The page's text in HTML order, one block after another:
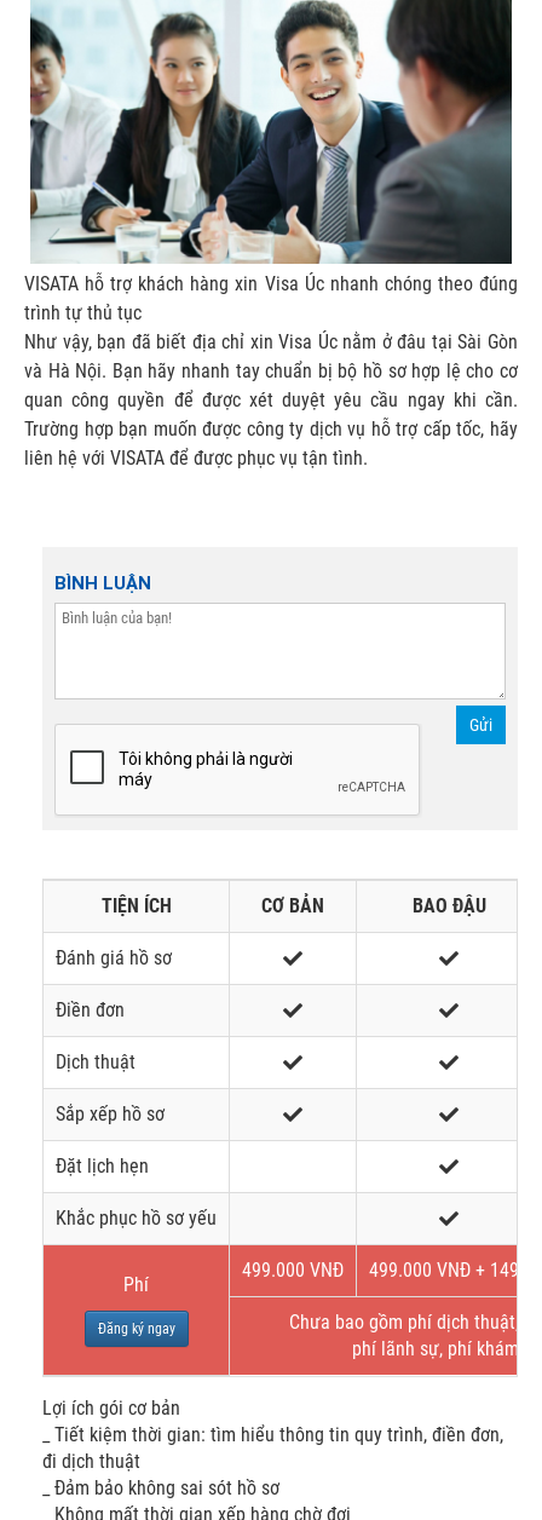
VISATA hỗ trợ khách hàng xin Visa Úc nhanh chóng theo đúng
trình tự thủ tục
Như vậy, bạn đã biết địa chỉ xin Visa Úc nằm ở đâu tại Sài Gòn
và Hà Nội. Bạn hãy nhanh tay chuẩn bị bộ hồ sơ hợp lệ cho cơ
quan công quyền để được xét duyệt yêu cầu ngay khi cần.
Trường hợp bạn muốn được công ty dịch vụ hỗ trợ cấp tốc, hãy
liên hệ với VISATA để được phục vụ tận tình.
BÌNH LUẬN
Gửi
TIỆN ÍCH CƠ BẢN BAO ĐẬU
Đánh giá hồ sơ
Điền đơn
Dịch thuật
Sắp xếp hồ sơ
Đặt lịch hẹn
Khắc phục hồ sơ yếu
Phí
Đăng ký ngay
499.000 VNĐ 499.000 VNĐ + 149$
Chưa bao gồm phí dịch thuật,
phí lãnh sự, phí khám
Lợi ích gói cơ bản
_ Tiết kiệm thời gian: tìm hiểu thông tin quy trình, điền đơn,
đi dịch thuật
_ Đảm bảo không sai sót hồ sơ
_ Không mất thời gian xếp hàng chờ đợi